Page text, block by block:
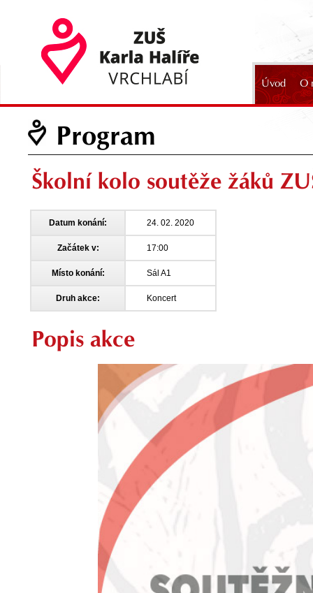
Úvod O
Program
Školní kolo soutěže žáků
Datum konání: 24. 02. 2020
Začátek v: 17:00
Místo konání: Sál A1
Druh akce: Koncert
Popis akce